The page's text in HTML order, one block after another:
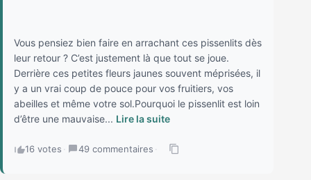
Vous pensiez bien faire en arrachant ces pissenlits dès
leur retour ? C’est justement là que tout se joue.
Derrière ces petites fleurs jaunes souvent méprisées, il
y a un vrai coup de pouce pour vos fruitiers, vos
abeilles et même votre sol.Pourquoi le pissenlit est loin
d’être une mauvaise... Lire la suite
16 votes · 49 commentaires ·